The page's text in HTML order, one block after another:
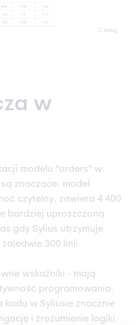
w
modelu "orders" w
znaczące: model
czytelny, zawiera 4 400
bardziej uproszczoną
gdy Sylius utrzymuje
300 linii.
wskaźniki - mają
programowania.
w Syliusie znacznie
i zrozumienie logiki